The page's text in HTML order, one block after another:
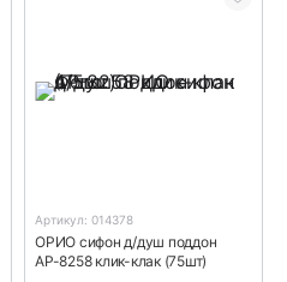
Артикул: 014378
ОРИО сифон д/душ поддон
АР-8258 клик-клак (75шт)